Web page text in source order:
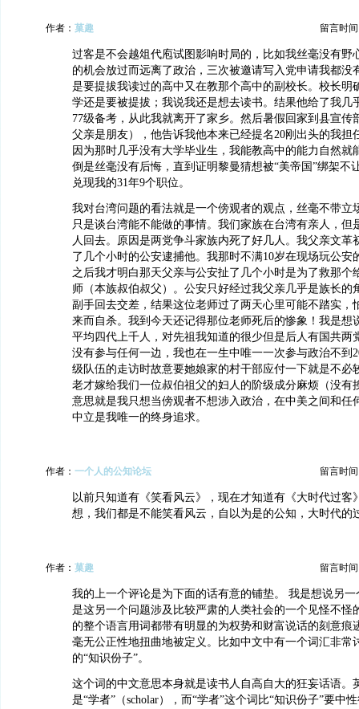
作者： 菓趣 留言时间
过客是不会越俎代庖试图影响时局的，比如我丝毫没有野
的机会放过而远离了政治，三次被邀请写入党申请我都没
是要提拔我读过的高中又在教那个高中的副校长。校长明
学还是要被提拔；我说我还是想去读书。结果他给了我几
77级备考，从此我就离开了家乡。然后暑假回家到县宣传
父亲是朋友），他告诉我他本来已经提名20刚出头的我担
因为那时几乎没有大学毕业生，我能教高中的能力自然就
倒是丝毫没有后悔，直到证明黎曼猜想被“美帝国”绑架不
兑现我的31年9个职位。
我对台湾问题的看法就是一个傍观者的观点，丝毫不带立
只是谈台湾能不能做的事情。我们家族在台湾有亲人，但
人回去。原因是两党争斗家族内死了好几人。我父亲文革
了几个小时的公安逮捕他。我那时不满10岁在现场玩公安
之后我才明白那天父亲与公安扯了几个小时是为了救那个
师（本族叔伯叔父）。公安只好经过我父亲几乎是族长的
副手回去交差，结果这位老师过了两天心里可能不踏实，
来而自杀。我到今天还记得那位老师死后的惨象！我是想
平均四代上千人，对先祖我知道的很少但是后人有国共两
没有参与任何一边，我也在一生中唯一一次参与政治不到
级队伍的走访时故意要她娘家的村干部应付一下就是不必
老才嫁给我们一位叔伯祖父的妇人的阶级成分麻烦（没有
意思就是我只想当傍观者不想涉入政治，在中美之间和任
中立是我唯一的终身追求。
作者： 一个人的公知论坛 留言时间
以前只知道有《笑看风云》，现在才知道有《大时代过客
想，我们都是不能笑看风云，自以为是的公知，大时代的
作者： 菓趣 留言时间
我的上一个评论是为下面的话有意的铺垫。 我是想说另
是这另一个问题涉及比较严肃的人类社会的一个见怪不怪
的整个语言用词都带有明显的为权势和财富说话的刻意痕
毫无公正性地扭曲地被定义。比如中文中有一个词汇非常
的“知识份子”。
这个词的中文意思本身就是读书人自高自大的狂妄话语。
是“学者”（scholar），而“学者”这个词比“知识份子”要中